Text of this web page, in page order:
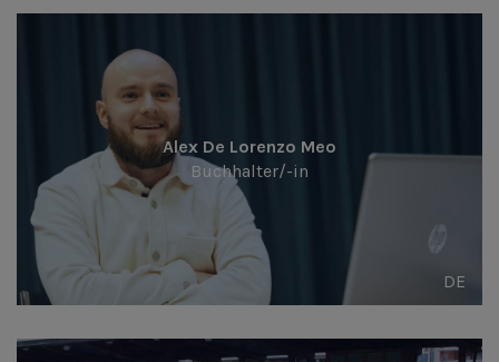
Alex De Lorenzo Meo
Buchhalter/-in
DE